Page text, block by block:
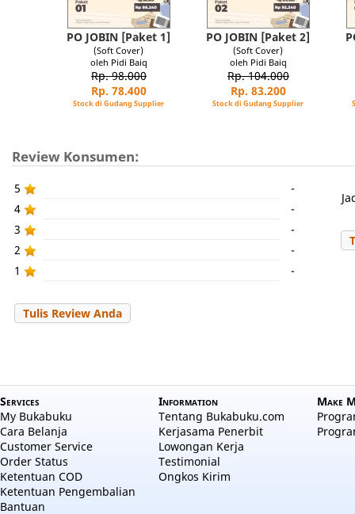
PO JOBIN [Paket 1]
(Soft Cover)
oleh Pidi Baiq
Rp. 98.000
Rp. 78.400
Stock di Gudang Supplier
PO JOBIN [Paket 2]
(Soft Cover)
oleh Pidi Baiq
Rp. 104.000
Rp. 83.200
Stock di Gudang Supplier
Review Konsumen:
5
-
4
-
3
-
2
-
1
-
Tulis Review Anda
Services
My Bukabuku
Cara Belanja
Customer Service
Order Status
Ketentuan COD
Ketentuan Pengembalian
Bantuan
Information
Tentang Bukabuku.com
Kerjasama Penerbit
Lowongan Kerja
Testimonial
Ongkos Kirim
Make